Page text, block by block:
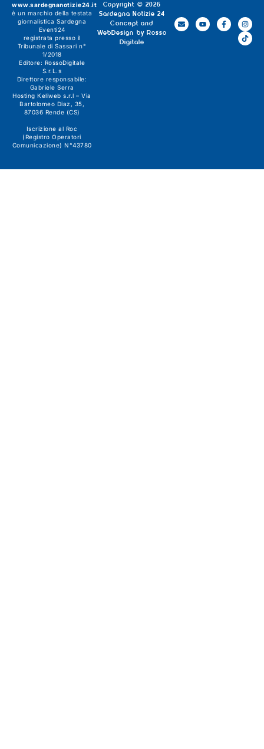
Copyright © 2026
Sardegna Notizie 24
Concept and
WebDesign by Rosso
Digitale
www.sardegnanotizie24.it
è un marchio della testata
giornalistica Sardegna
Eventi24
registrata presso il
Tribunale di Sassari n°
1/2018
Editore: RossoDigitale
S.r.L.s
Direttore responsabile:
Gabriele Serra
Hosting Keliweb s.r.l – Via
Bartolomeo Diaz, 35,
87036 Rende (CS)
Iscrizione al Roc
(Registro Operatori
Comunicazione) N°43780